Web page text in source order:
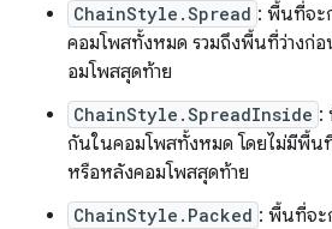
ChainStyle.Spread : พื้นที่จะ
คอมโพสทั้งหมด รวมถึงพื้นที่ว่างก่
อมโพสสุดท้าย
ChainStyle.SpreadInside :
กันในคอมโพสทั้งหมด โดยไม่มีพื้น
หรือหลังคอมโพสสุดท้าย
ChainStyle.Packed : พื้นที่จะ